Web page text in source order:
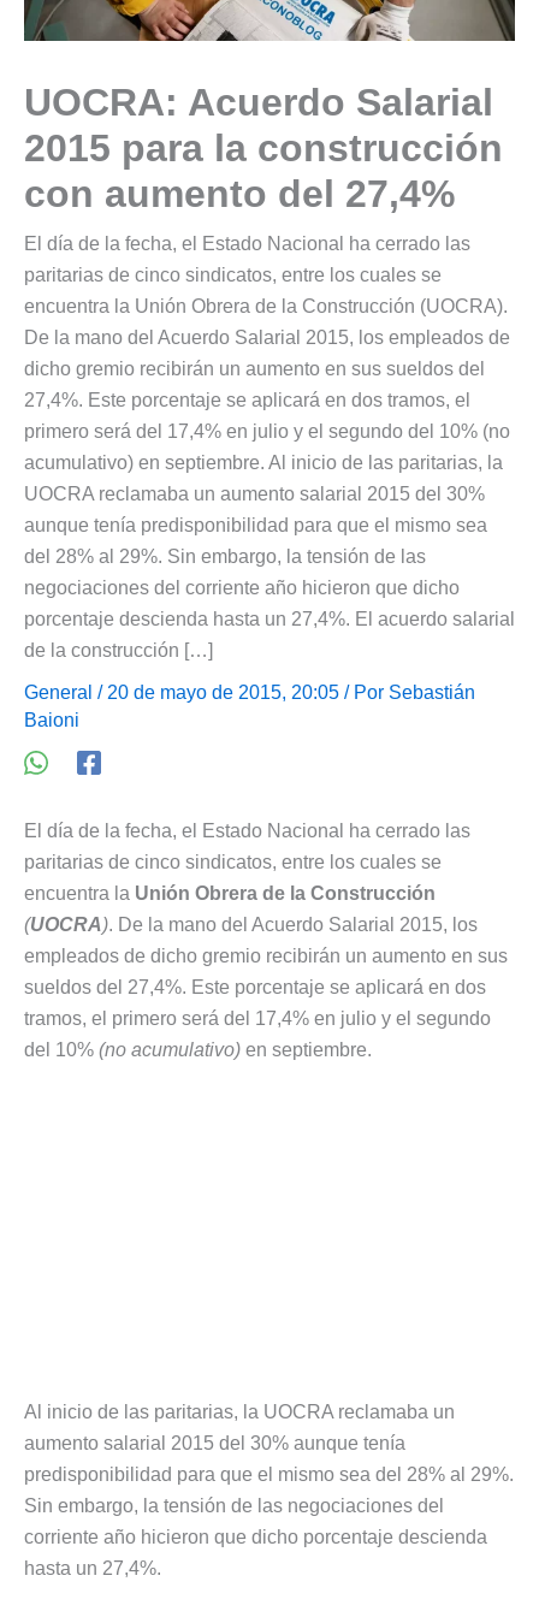
UOCRA: Acuerdo Salarial
2015 para la construcción
con aumento del 27,4%
El día de la fecha, el Estado Nacional ha cerrado las
paritarias de cinco sindicatos, entre los cuales se
encuentra la Unión Obrera de la Construcción (UOCRA).
De la mano del Acuerdo Salarial 2015, los empleados de
dicho gremio recibirán un aumento en sus sueldos del
27,4%. Este porcentaje se aplicará en dos tramos, el
primero será del 17,4% en julio y el segundo del 10% (no
acumulativo) en septiembre. Al inicio de las paritarias, la
UOCRA reclamaba un aumento salarial 2015 del 30%
aunque tenía predisponibilidad para que el mismo sea
del 28% al 29%. Sin embargo, la tensión de las
negociaciones del corriente año hicieron que dicho
porcentaje descienda hasta un 27,4%. El acuerdo salarial
de la construcción […]
General / 20 de mayo de 2015, 20:05 / Por Sebastián
Baioni
El día de la fecha, el Estado Nacional ha cerrado las
paritarias de cinco sindicatos, entre los cuales se
encuentra la Unión Obrera de la Construcción
(UOCRA). De la mano del Acuerdo Salarial 2015, los
empleados de dicho gremio recibirán un aumento en sus
sueldos del 27,4%. Este porcentaje se aplicará en dos
tramos, el primero será del 17,4% en julio y el segundo
del 10% (no acumulativo) en septiembre.
Al inicio de las paritarias, la UOCRA reclamaba un
aumento salarial 2015 del 30% aunque tenía
predisponibilidad para que el mismo sea del 28% al 29%.
Sin embargo, la tensión de las negociaciones del
corriente año hicieron que dicho porcentaje descienda
hasta un 27,4%.